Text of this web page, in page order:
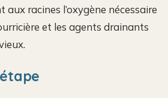
racines l’oxygène nécessaire
et les agents drainants